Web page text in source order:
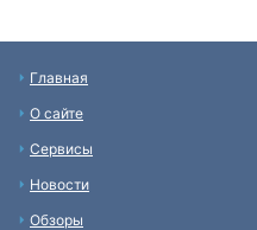
Главная
О сайте
Сервисы
Новости
Обзоры